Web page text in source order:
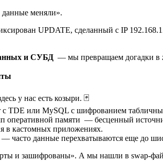
данные меняли».
UPDATE, сделанный с IP
и СУБД — мы превращаем догадки в
у нас есть козыри. 🃏
TDE или MySQL с шифрованием
оперативной памяти — бесценный
в кастомных приложениях.
данные перехватываются еще до
и зашифрованы». А мы нашли в swap-